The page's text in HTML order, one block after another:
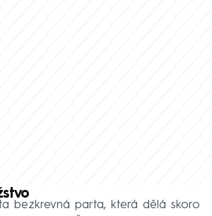
bezkrevná parta, která dělá skoro